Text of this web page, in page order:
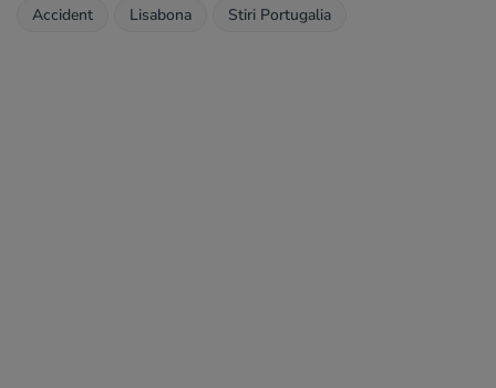
Accident Lisabona Stiri Portugalia